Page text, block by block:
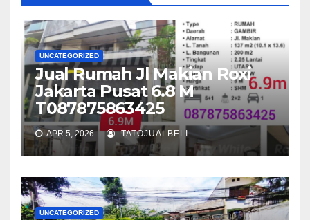
UNCATEGORIZED
Jual Rumah Jl Makian Roxi
Jakarta Pusat 6.8 M
T087875863425
APR 5, 2026 TATOJUALBELI
UNCATEGORIZED